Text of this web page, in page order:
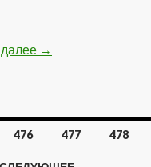
Собака —
→
476 477 478